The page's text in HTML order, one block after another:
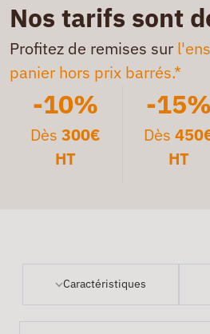
Nos tarifs sont
Profitez de remises sur
panier hors prix barrés.*
-10%
Dès300€
HT
-15%
Dès
HT
Caractéristiques